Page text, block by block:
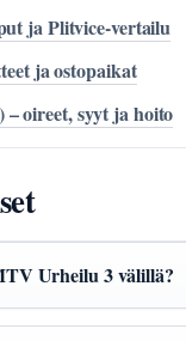
ja Plitvice-vertailu
ja ostopaikat
oireet, syyt ja hoito
Urheilu 3 välillä?